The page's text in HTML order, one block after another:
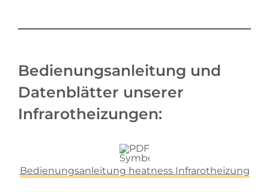
Bedienungsanleitung und
Datenblätter unserer
Infrarotheizungen:
Bedienungsanleitung heatness Infrarotheizung